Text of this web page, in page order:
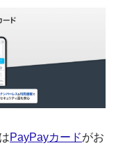
PayPayカードがお